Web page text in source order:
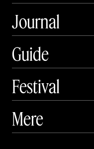
Journal
Guide
Festival
 Art Matter Festival
Mere